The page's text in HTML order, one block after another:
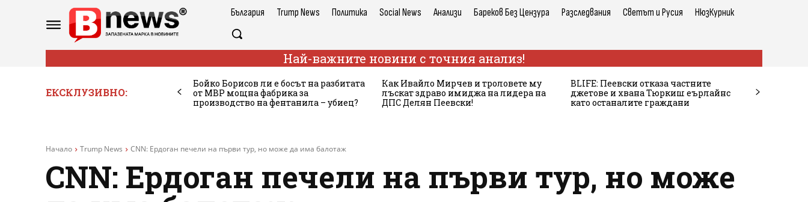
България Trump News Политика Social News Анализи Бареков Без Цензура Разследвания Светът и Русия НюзКурник
Най-важните новини с точния анализ!
ЕКСКЛУЗИВНО:
Бойко Борисов ли е босът на разбитата
от МВР мощна фабрика за
производство на фентанила – убиец?
Как Ивайло Мирчев и троловете му
лъскат здраво имиджа на лидера на
ДПС Делян Пеевски!
BLIFE: Пеевски отказа частните
джетове и хвана Тюркиш еърлайнс
като останалите граждани
Начало Trump News CNN: Ердоган печели на първи тур, но може да има балотаж
CNN: Ердоган печели на първи тур, но може